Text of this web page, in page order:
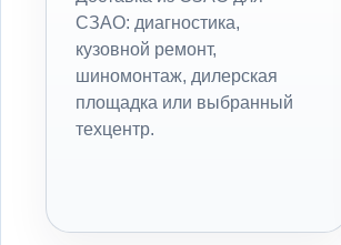
СЗАО: диагностика,
кузовной ремонт,
шиномонтаж, дилерская
площадка или выбранный
техцентр.